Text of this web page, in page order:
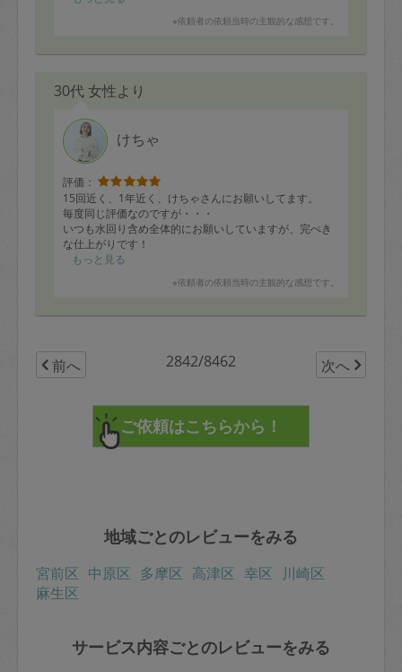
※依頼者の依頼当時の主観的な感想です。
30代 女性より
けちゃ
評価：
15回近く、1年近く、けちゃさんにお願いしてます。
毎度同じ評価なのですが・・・
いつも水回り含め全体的にお願いしていますが、完ぺき
な仕上がりです！
床をしっかり拭いて頂いているので、きれいな状態が長
浴槽は分解して隅々まできれいにしてくれます！
いろんなことに気づいて相談してくれます！
今後も末永くお願いします！！
もっと見る
※依頼者の依頼当時の主観的な感想です。
前へ 2842/8462 次へ
地域ごとのレビューをみる
宮前区 中原区 多摩区 高津区 幸区
川崎区
麻生区
サービス内容ごとのレビューをみる